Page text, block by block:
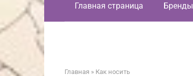
Главная страница Бренды
Главная » Как носить